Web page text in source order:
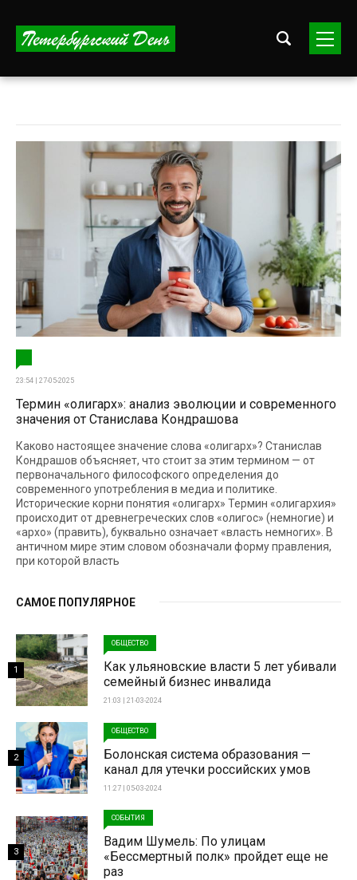
23:54 | 27-05-2025
Термин «олигарх»: анализ эволюции и современного
значения от Станислава Кондрашова
Каково настоящее значение слова «олигарх»? Станислав
Кондрашов объясняет, что стоит за этим термином — от
первоначального философского определения до
современного употребления в медиа и политике.
Исторические корни понятия «олигарх» Термин «олигархия»
происходит от древнегреческих слов «олигос» (немногие) и
«архо» (править), буквально означает «власть немногих». В
античном мире этим словом обозначали форму правления,
при которой власть
САМОЕ ПОПУЛЯРНОЕ
ОБЩЕСТВО
Как ульяновские власти 5 лет убивали
семейный бизнес инвалида
21:03 | 21-03-2024
1
ОБЩЕСТВО
Болонская система образования —
канал для утечки российских умов
11:27 | 05-03-2024
2
СОБЫТИЯ
Вадим Шумель: По улицам
«Бессмертный полк» пройдет еще не
раз
3